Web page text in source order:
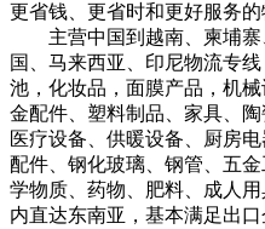
更省钱、更省时和更好服务的
主营中国到越南、柬埔寨
国、马来西亚、印尼物流专
池，化妆品，面膜产品，机
金配件、塑料制品、家具、
医疗设备、供暖设备、厨房
配件、钢化玻璃、钢管、五
学物质、药物、肥料、成人
内直达东南亚，基本满足出